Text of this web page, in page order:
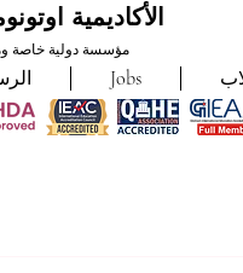
الأكاديمية
مؤسسة دولية خاصة
Jobs